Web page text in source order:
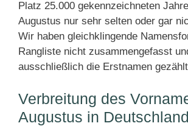
Platz 25.000 gekennzeichneten
Augustus nur sehr selten oder gar
Wir haben gleichklingende
Rangliste nicht zusammengefasst
ausschließlich die Erstnamen
Verbreitung des
Augustus in Deutschland